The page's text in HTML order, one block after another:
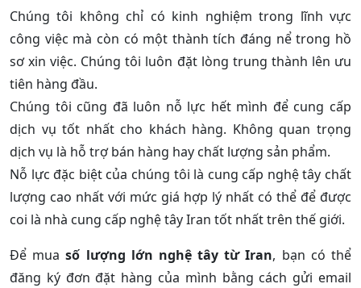
Chúng tôi không chỉ có kinh nghiệm trong lĩnh vực
công việc mà còn có một thành tích đáng nể trong hồ
sơ xin việc. Chúng tôi luôn đặt lòng trung thành lên ưu
tiên hàng đầu.
Chúng tôi cũng đã luôn nỗ lực hết mình để cung cấp
dịch vụ tốt nhất cho khách hàng. Không quan trọng
dịch vụ là hỗ trợ bán hàng hay chất lượng sản phẩm.
Nỗ lực đặc biệt của chúng tôi là cung cấp nghệ tây chất
lượng cao nhất với mức giá hợp lý nhất có thể để được
coi là nhà cung cấp nghệ tây Iran tốt nhất trên thế giới.
Để muasố lượng lớn nghệ tây từ Iran, bạn có thể
đăng ký đơn đặt hàng của mình bằng cách gửi email